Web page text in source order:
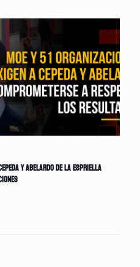
y Abelardo de la Espriella